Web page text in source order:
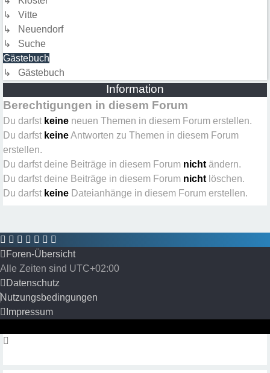
↳ Vitte
↳ Neuendorf
↳ Suche
Gästebuch
↳ Gästebuch
Information
Berechtigungen in diesem Forum
Du darfst keine neuen Themen in diesem Forum erstellen.
Du darfst keineAntworten zu Themen in diesem Forum
erstellen.
Du darfst deine Beiträge in diesem Forum nicht ändern.
Du darfst deine Beiträge in diesem Forum nicht löschen.
Du darfst keine Dateianhänge in diesem Forum erstellen.
Foren-Übersicht
Alle Zeiten sind UTC+02:00
Datenschutz
Nutzungsbedingungen
Impressum